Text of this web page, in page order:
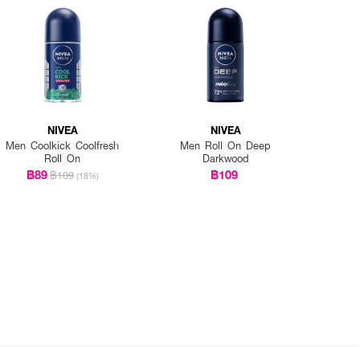
NIVEA
Men Coolkick Coolfresh
Roll On
฿89฿109 (18%)
NIVEA
Men Roll On Deep
Darkwood
฿109